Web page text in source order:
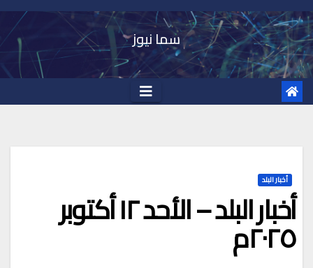
Skip
to
content
سما نيوز
أخبار البلد
أخبار البلد – الأحد ١٢ أكتوبر
٢٠٢٥م